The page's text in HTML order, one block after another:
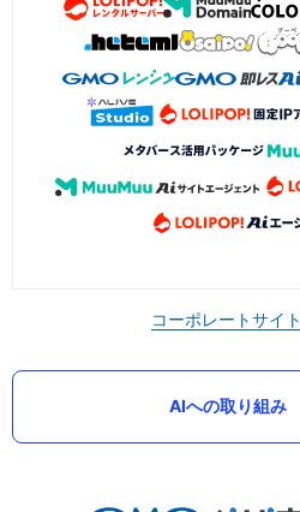
コーポレートサイト
AIへの取り組み